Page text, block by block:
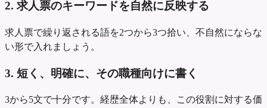
2. 求人票のキーワードを自然に反映する
求人票で繰り返される語を2つから3つ拾い、不自然にならな
い形で入れましょう。
3. 短く、明確に、その職種向けに書く
3から5文で十分です。経歴全体よりも、この役割に対する価